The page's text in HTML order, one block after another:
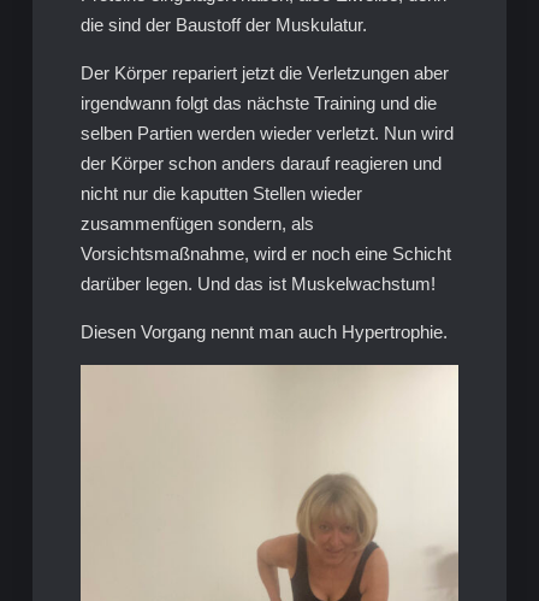
die sind der Baustoff der Muskulatur.
Der Körper repariert jetzt die Verletzungen aber
irgendwann folgt das nächste Training und die
selben Partien werden wieder verletzt. Nun wird
der Körper schon anders darauf reagieren und
nicht nur die kaputten Stellen wieder
zusammenfügen sondern, als
Vorsichtsmaßnahme, wird er noch eine Schicht
darüber legen. Und das ist Muskelwachstum!
Diesen Vorgang nennt man auch Hypertrophie.